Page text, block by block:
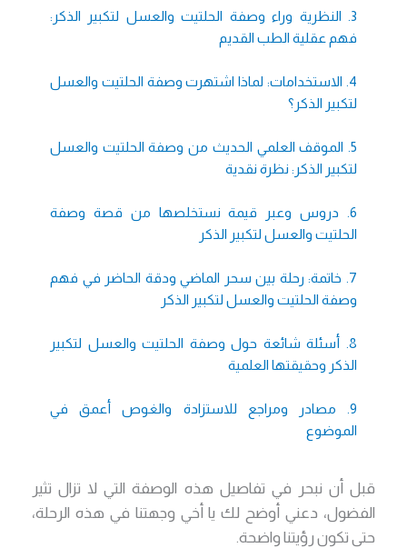
3. النظرية وراء وصفة الحلتيت والعسل لتكبير الذكر:
فهم عقلية الطب القديم
4. الاستخدامات: لماذا اشتهرت وصفة الحلتيت والعسل
لتكبير الذكر؟
5. الموقف العلمي الحديث من وصفة الحلتيت والعسل
لتكبير الذكر: نظرة نقدية
6. دروس وعبر قيمة نستخلصها من قصة وصفة
الحلتيت والعسل لتكبير الذكر
7. خاتمة: رحلة بين سحر الماضي ودقة الحاضر في فهم
وصفة الحلتيت والعسل لتكبير الذكر
8. أسئلة شائعة حول وصفة الحلتيت والعسل لتكبير
الذكر وحقيقتها العلمية
9. مصادر ومراجع للاستزادة والغوص أعمق في
الموضوع
قبل أن نبحر في تفاصيل هذه الوصفة التي لا تزال تثير
الفضول، دعني أوضح لك يا أخي وجهتنا في هذه الرحلة،
حتى تكون رؤيتنا واضحة.